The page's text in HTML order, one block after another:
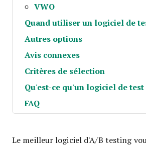
VWO
Quand utiliser un logiciel de
Autres options
Avis connexes
Critères de sélection
Qu'est-ce qu'un logiciel de test
FAQ
Le meilleur logiciel d'A/B testing